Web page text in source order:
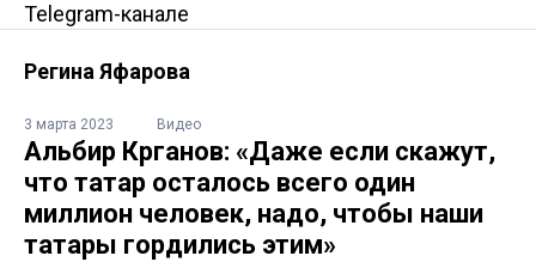
Telegram-канале
Регина Яфарова
3 марта 2023 Видео
Альбир Крганов: «Даже если скажут,
что татар осталось всего один
миллион человек, надо, чтобы наши
татары гордились этим»